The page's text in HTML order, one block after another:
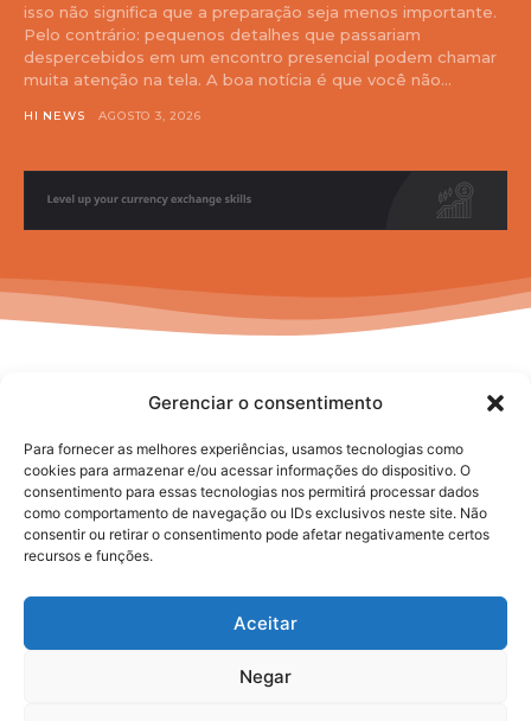
Gerenciar o consentimento
Para fornecer as melhores experiências, usamos tecnologias como
cookies para armazenar e/ou acessar informações do dispositivo. O
consentimento para essas tecnologias nos permitirá processar dados
como comportamento de navegação ou IDs exclusivos neste site. Não
consentir ou retirar o consentimento pode afetar negativamente certos
recursos e funções.
Aceitar
Negar
isso não significa que a preparação seja menos importante.
Pelo contrário: pequenos detalhes que passariam
despercebidos em um encontro presencial podem chamar
muita atenção na tela. A boa notícia é que você não...
HI NEWS AGOSTO 3, 2026
No posts to display